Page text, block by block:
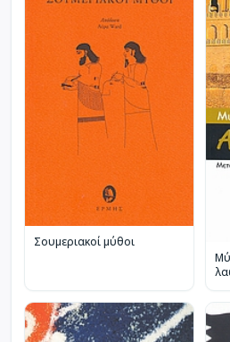
Σουμεριακοί μύθοι